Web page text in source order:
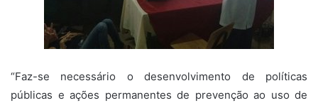
“Faz-se necessário o desenvolvimento de políticas
públicas e ações permanentes de prevenção ao uso de